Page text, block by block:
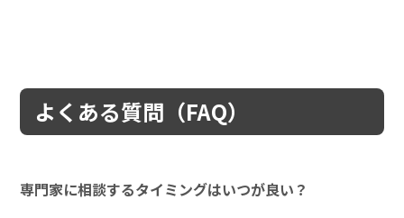
よくある質問（FAQ）
専門家に相談するタイミングはいつが良い？